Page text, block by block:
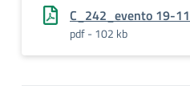
C_242_evento 19-
pdf - 102 kb